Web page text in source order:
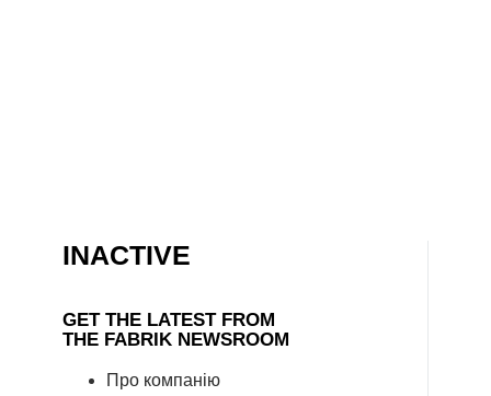
INACTIVE
GET THE LATEST FROM
THE FABRIK NEWSROOM
Про компанію